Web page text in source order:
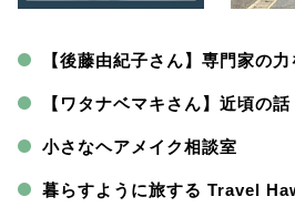
【後藤由紀子さん】専門家の
【ワタナベマキさん】近頃の話
小さなヘアメイク相談室
暮らすように旅する Travel